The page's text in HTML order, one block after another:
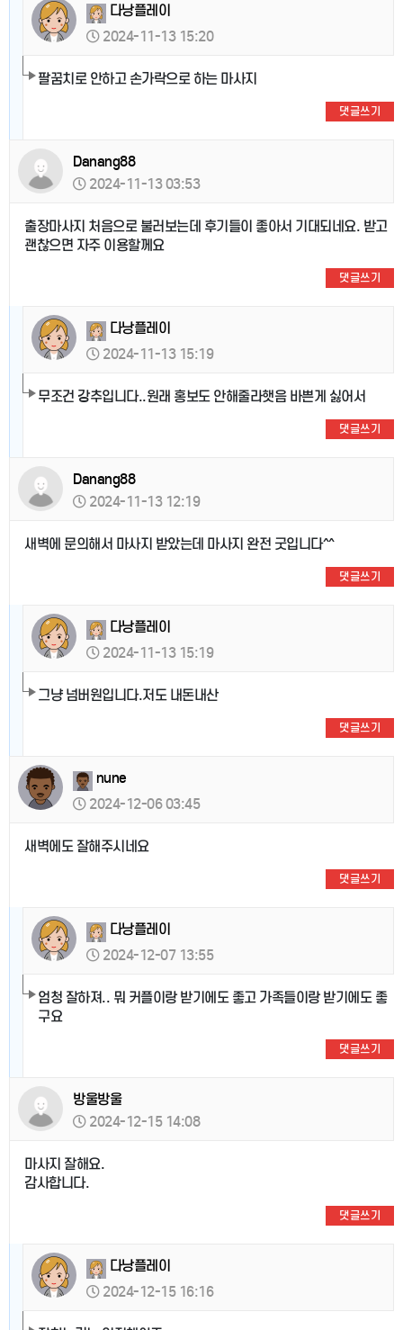
다낭플레이
2024-11-13 15:20
팔꿈치로 안하고 손가락으로 하는 마사지
댓글쓰기
Danang88
2024-11-13 03:53
출장마사지 처음으로 불러보는데 후기들이 좋아서 기대되네요. 받고
괜찮으면 자주 이용할께요
댓글쓰기
다낭플레이
2024-11-13 15:19
무조건 강추입니다..원래 홍보도 안해줄라햇음 바쁜게 싫어서
댓글쓰기
Danang88
2024-11-13 12:19
새벽에 문의해서 마사지 받았는데 마사지 완전 굿입니다^^
댓글쓰기
다낭플레이
2024-11-13 15:19
그냥 넘버원입니다.저도 내돈내산
댓글쓰기
nune
2024-12-06 03:45
새벽에도 잘해주시네요
댓글쓰기
다낭플레이
2024-12-07 13:55
엄청 잘하져.. 뭐 커플이랑 받기에도 좋고 가족들이랑 받기에도 좋
구요
댓글쓰기
방울방울
2024-12-15 14:08
마사지 잘해요.
감사합니다.
댓글쓰기
다낭플레이
2024-12-15 16:16